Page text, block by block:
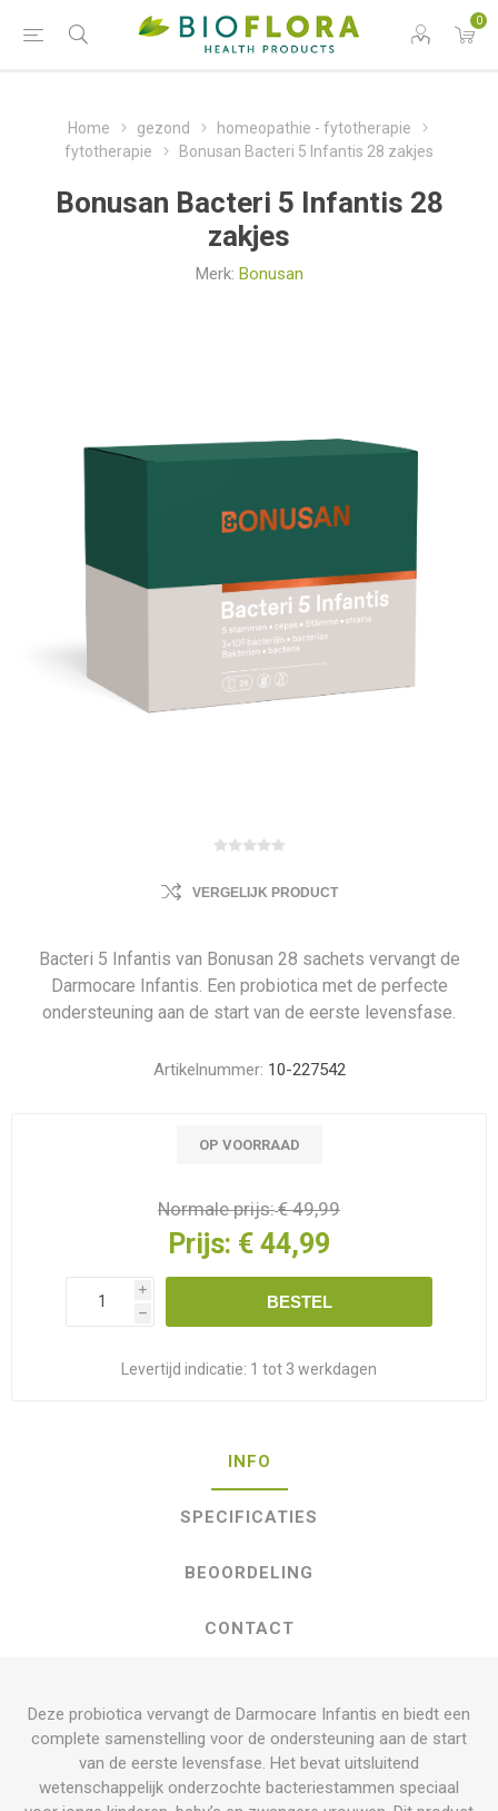
0
Home gezond
homeopathie - fytotherapie
fytotherapie
Bonusan Bacteri 5 Infantis 28 zakjes
Bonusan Bacteri 5 Infantis 28
zakjes
Merk: Bonusan
VERGELIJK PRODUCT
Bacteri 5 Infantis van Bonusan 28 sachets vervangt de
Darmocare Infantis. Een probiotica met de perfecte
ondersteuning aan de start van de eerste levensfase.
Artikelnummer: 10-227542
OP VOORRAAD
Normale prijs:€ 49,99
Prijs: € 44,99
i
h
BESTEL
Levertijd indicatie: 1 tot 3 werkdagen
INFO
SPECIFICATIES
BEOORDELING
CONTACT
Deze probiotica vervangt de Darmocare Infantis en biedt een
complete samenstelling voor de ondersteuning aan de start
van de eerste levensfase. Het bevat uitsluitend
wetenschappelijk onderzochte bacteriestammen speciaal